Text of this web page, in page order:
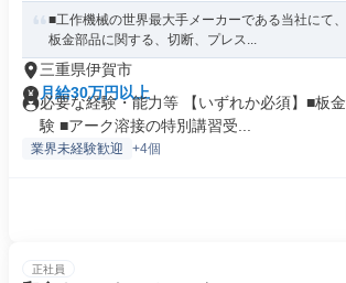
■工作機械の世界最大手メーカーである当社にて
板金部品に関する、切断、プレス...
三重県伊賀市
月給30万円以上
必要な経験・能力等 【いずれか必須】■板
験 ■アーク溶接の特別講習受...
業界未経験歓迎 +4個
正社員